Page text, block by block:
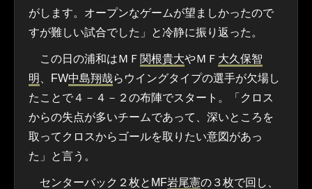
がします。オープンなゲームが望ましかったので
すが難しい試合でした」と冷静に振り返った。
この日の浦和はＭＦ 関根貴大やＭＦ 大久保智
明
、FW中島翔哉らウイングタイプの選手が欠場し
たことで４－４－２の布陣でスタート。「クロス
からの失点が多いチームであって、深いところを
取ってクロスからゴールを取りたい意図があっ
た」と言う。
センターバック２枚とMF岩尾憲の３枚で回し、